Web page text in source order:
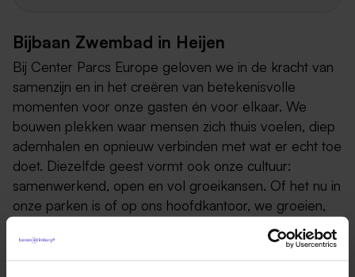
Bijbaan Zwembad in Heijen
Bij Center Parcs Europe geloven we in de kracht van
samenzijn en in het creëren van betekenisvolle
momenten voor onze gasten én voor elkaar. We
bouwen plekken waar mensen zich thuis voelen, diep
ademhalen en opnieuw verbinden met wat er echt toe
doet. Diezelfde geest vormt ook onze cultuur:
samenwerkend, open en vol groeikansen. Of het nu in
onze parken is of op ons hoofdkantoor, we groeien,
worden digitaler, authentieker en duurzamer en we
zoeken mensen die met ons mee willen groeien, in
een cultuur waar jouw ideeën tellen, jouw werk ertoe